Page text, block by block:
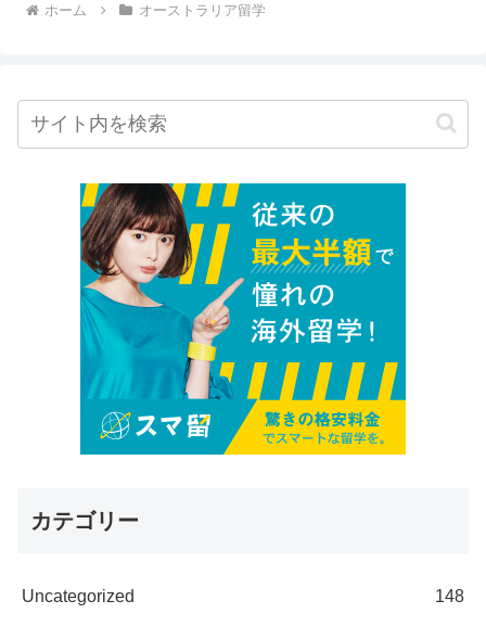
ホーム オーストラリア留学
カテゴリー
Uncategorized 148